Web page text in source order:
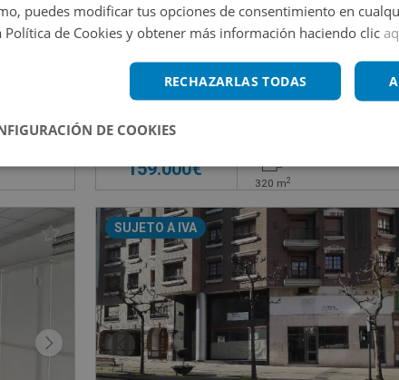
ECHEGARAY, 4Local Comercial en venta en CL
Impuestos no incluidos
159.000€
320 m2
SUJETO A IVA
puedes modificar tus opciones de consentimiento en
Política de Cookies y obtener más información haciendo clic
RECHAZARLAS TODAS
DE COOKIES